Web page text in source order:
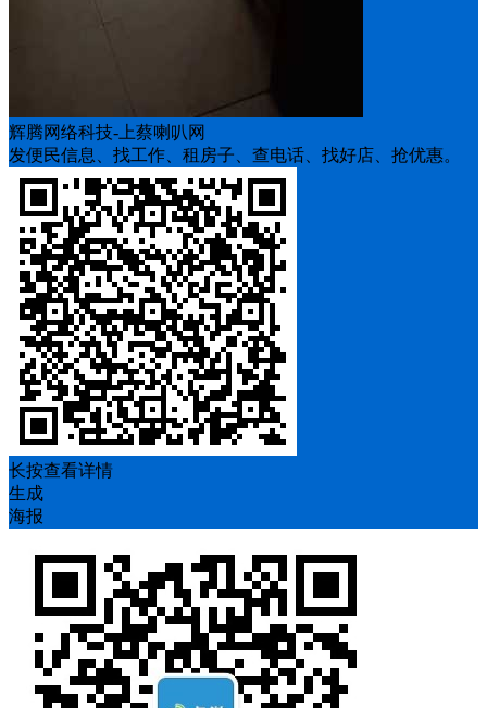
辉腾网络科技-上蔡喇叭网
发便民信息、找工作、租房子、查电话、找好店、抢优惠。
长按查看详情
生成
海报